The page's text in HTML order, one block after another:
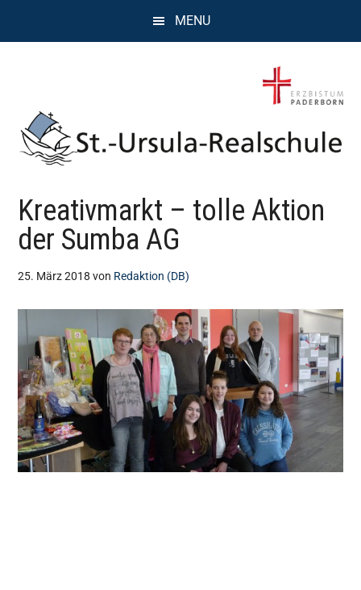
MENU
St.
Ursula
Realschule
Attendorn
Kompetenz,
Persönlichkeit,
Chancen
Kreativmarkt – tolle Aktion
der Sumba AG
25. März 2018 von Redaktion (DB)